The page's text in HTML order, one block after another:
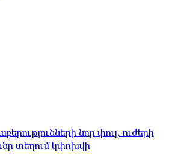
նոր փուլ. ուժերի
տեղում կփոխվի